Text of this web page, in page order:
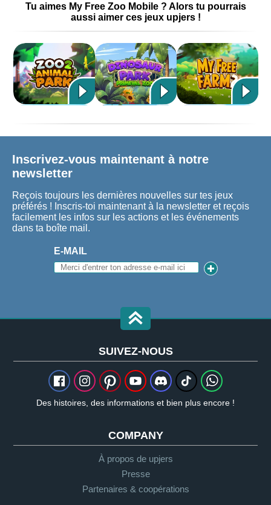
Tu aimes My Free Zoo Mobile ? Alors tu pourrais
aussi aimer ces jeux upjers !
Inscrivez-vous maintenant à notre
newsletter
Reçois toujours les dernières nouvelles sur tes jeux
préférés ! Inscris-toi maintenant à la newsletter et reçois
facilement les infos sur les actions et les événements
dans ta boîte mail.
E-MAIL
SUIVEZ-NOUS
Des histoires, des informations et bien plus encore !
COMPANY
À propos de upjers
Presse
Partenaires & coopérations